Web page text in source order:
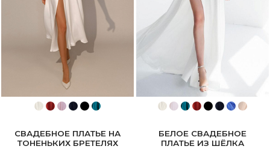
СВАДЕБНОЕ ПЛАТЬЕ НА
ТОНЕНЬКИХ БРЕТЕЛЯХ
БЕЛОЕ СВАДЕБНОЕ
ПЛАТЬЕ ИЗ ШЁЛКА